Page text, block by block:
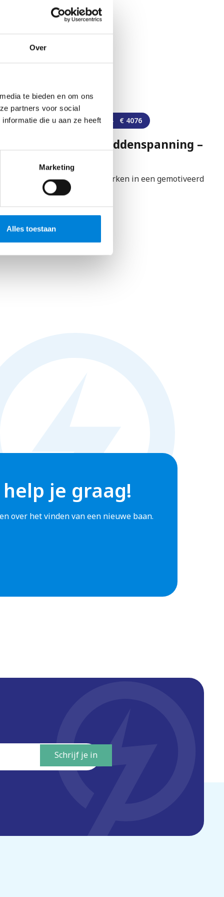
Over
te bieden en om ons
partners voor social
die u aan ze heeft
Marketing
Alles toestaan
Amsterdam €2847 – € 4076
Eerste Monteur Middenspanning –
Gaat dit over jou? Wil jij werken in een gemotiveerd
en jong team en een…
je graag!
over het vinden van een nieuwe baan.